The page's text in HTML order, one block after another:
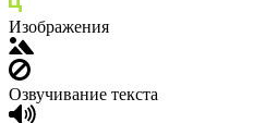
Изображения
Озвучивание текста